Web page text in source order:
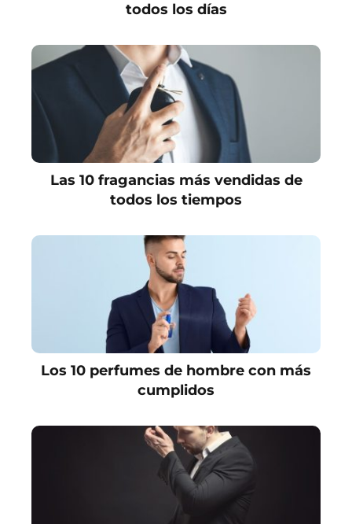
todos los días
Las 10 fragancias más vendidas de
todos los tiempos
Los 10 perfumes de hombre con más
cumplidos